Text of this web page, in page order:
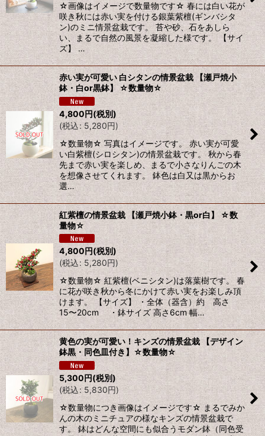
☆画像はイメージで数量物です☆ 春には白い花が
咲き秋には赤い実を付ける銀葉紫檀(ギンバシタ
ン)のミニ情景盆栽です。 苔や砂、石をあしら
い、まるで自然の風景を凝縮した様です。 【サイ
ズ】 …
赤い実が可愛い 白シタンの情景盆栽 【瀬戸焼小
鉢・白or黒鉢】 ☆数量物☆
4,800円(税別)
(税込: 5,280円)
☆数量物☆ 写真はイメージです。 赤い実が可愛
い白紫檀(シロシタン)の情景盆栽です。 秋から春
先まで赤い実を楽しめ、まるで小さなりんごの木
を想像させてくれます。 鉢色は白又は黒からお
選…
紅紫檀の情景盆栽 【瀬戸焼小鉢・黒or白】 ☆数
量物☆
4,800円(税別)
(税込: 5,280円)
☆数量物☆ 紅紫檀(ベニシタン)は落葉樹です。 春
に花が咲き秋から冬にかけて赤い実をお楽しみ頂
けます。 【サイズ】 ・全体（器含）約 高さ
15〜20cm ・鉢サイズ 高さ6cm 幅…
黄色の実が可愛い！キンズの情景盆栽 【デザイン
鉢黒・同色皿付き】☆数量物☆
5,300円(税別)
(税込: 5,830円)
☆数量物につき画像はイメージです☆ まるでみか
んの木のミニチュアの様なキンズの情景盆栽で
す。 鉢はどんな空間にも似合うモダン鉢（同色受